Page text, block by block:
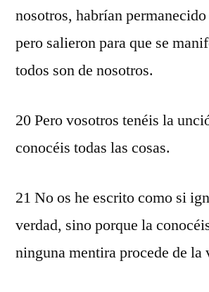
nosotros, habrían
pero salieron para que se
todos son de nosotros.
20 Pero vosotros tenéis la
conocéis todas las cosas.
21 No os he escrito como si
verdad, sino porque la
ninguna mentira procede de la